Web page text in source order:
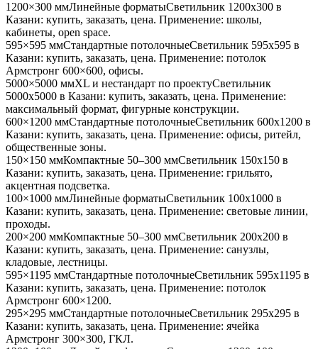
1200×300 ммЛинейные форматыСветильник 1200x300 в
Казани: купить, заказать, цена. Применение: школы,
кабинеты, open space.
595×595 ммСтандартные потолочныеСветильник 595x595 в
Казани: купить, заказать, цена. Применение: потолок
Армстронг 600×600, офисы.
5000×5000 ммXL и нестандарт по проектуСветильник
5000x5000 в Казани: купить, заказать, цена. Применение:
максимальный формат, фигурные конструкции.
600×1200 ммСтандартные потолочныеСветильник 600x1200 в
Казани: купить, заказать, цена. Применение: офисы, ритейл,
общественные зоны.
150×150 ммКомпактные 50–300 ммСветильник 150x150 в
Казани: купить, заказать, цена. Применение: грильято,
акцентная подсветка.
100×1000 ммЛинейные форматыСветильник 100x1000 в
Казани: купить, заказать, цена. Применение: световые линии,
проходы.
200×200 ммКомпактные 50–300 ммСветильник 200x200 в
Казани: купить, заказать, цена. Применение: санузлы,
кладовые, лестницы.
595×1195 ммСтандартные потолочныеСветильник 595x1195 в
Казани: купить, заказать, цена. Применение: потолок
Армстронг 600×1200.
295×295 ммСтандартные потолочныеСветильник 295x295 в
Казани: купить, заказать, цена. Применение: ячейка
Армстронг 300×300, ГКЛ.